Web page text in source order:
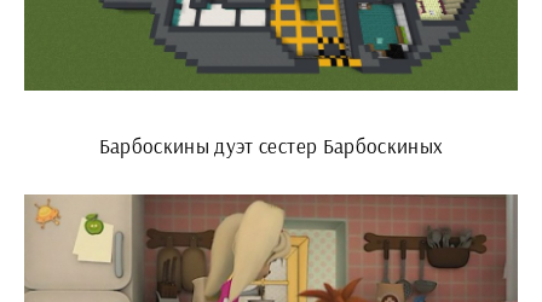
Барбоскины дуэт сестер Барбоскиных